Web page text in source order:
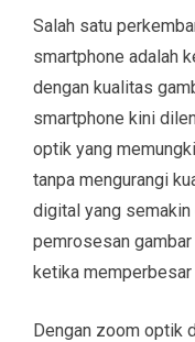
Salah satu
smartphone adalah
dengan kualitas
smartphone kini
optik yang
tanpa mengurangi
digital yang
pemrosesan
ketika memperbesar
Dengan zoom optik